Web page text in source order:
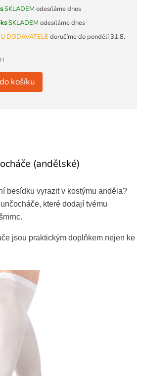
SKLADEM odesíláme dnes
SKLADEM odesíláme dnes
U DODAVATELE doručíme do pondělí 31.8.
košíku
(andělské)
besídku vyrazit v kostýmu anděla?
které dodají tvému
jsou praktickým doplňkem nejen ke